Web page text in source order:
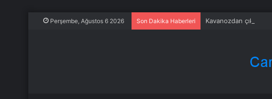
Perşembe, Ağustos 6 2026 Son Dakika Haberleri Kavanozdan çıkan